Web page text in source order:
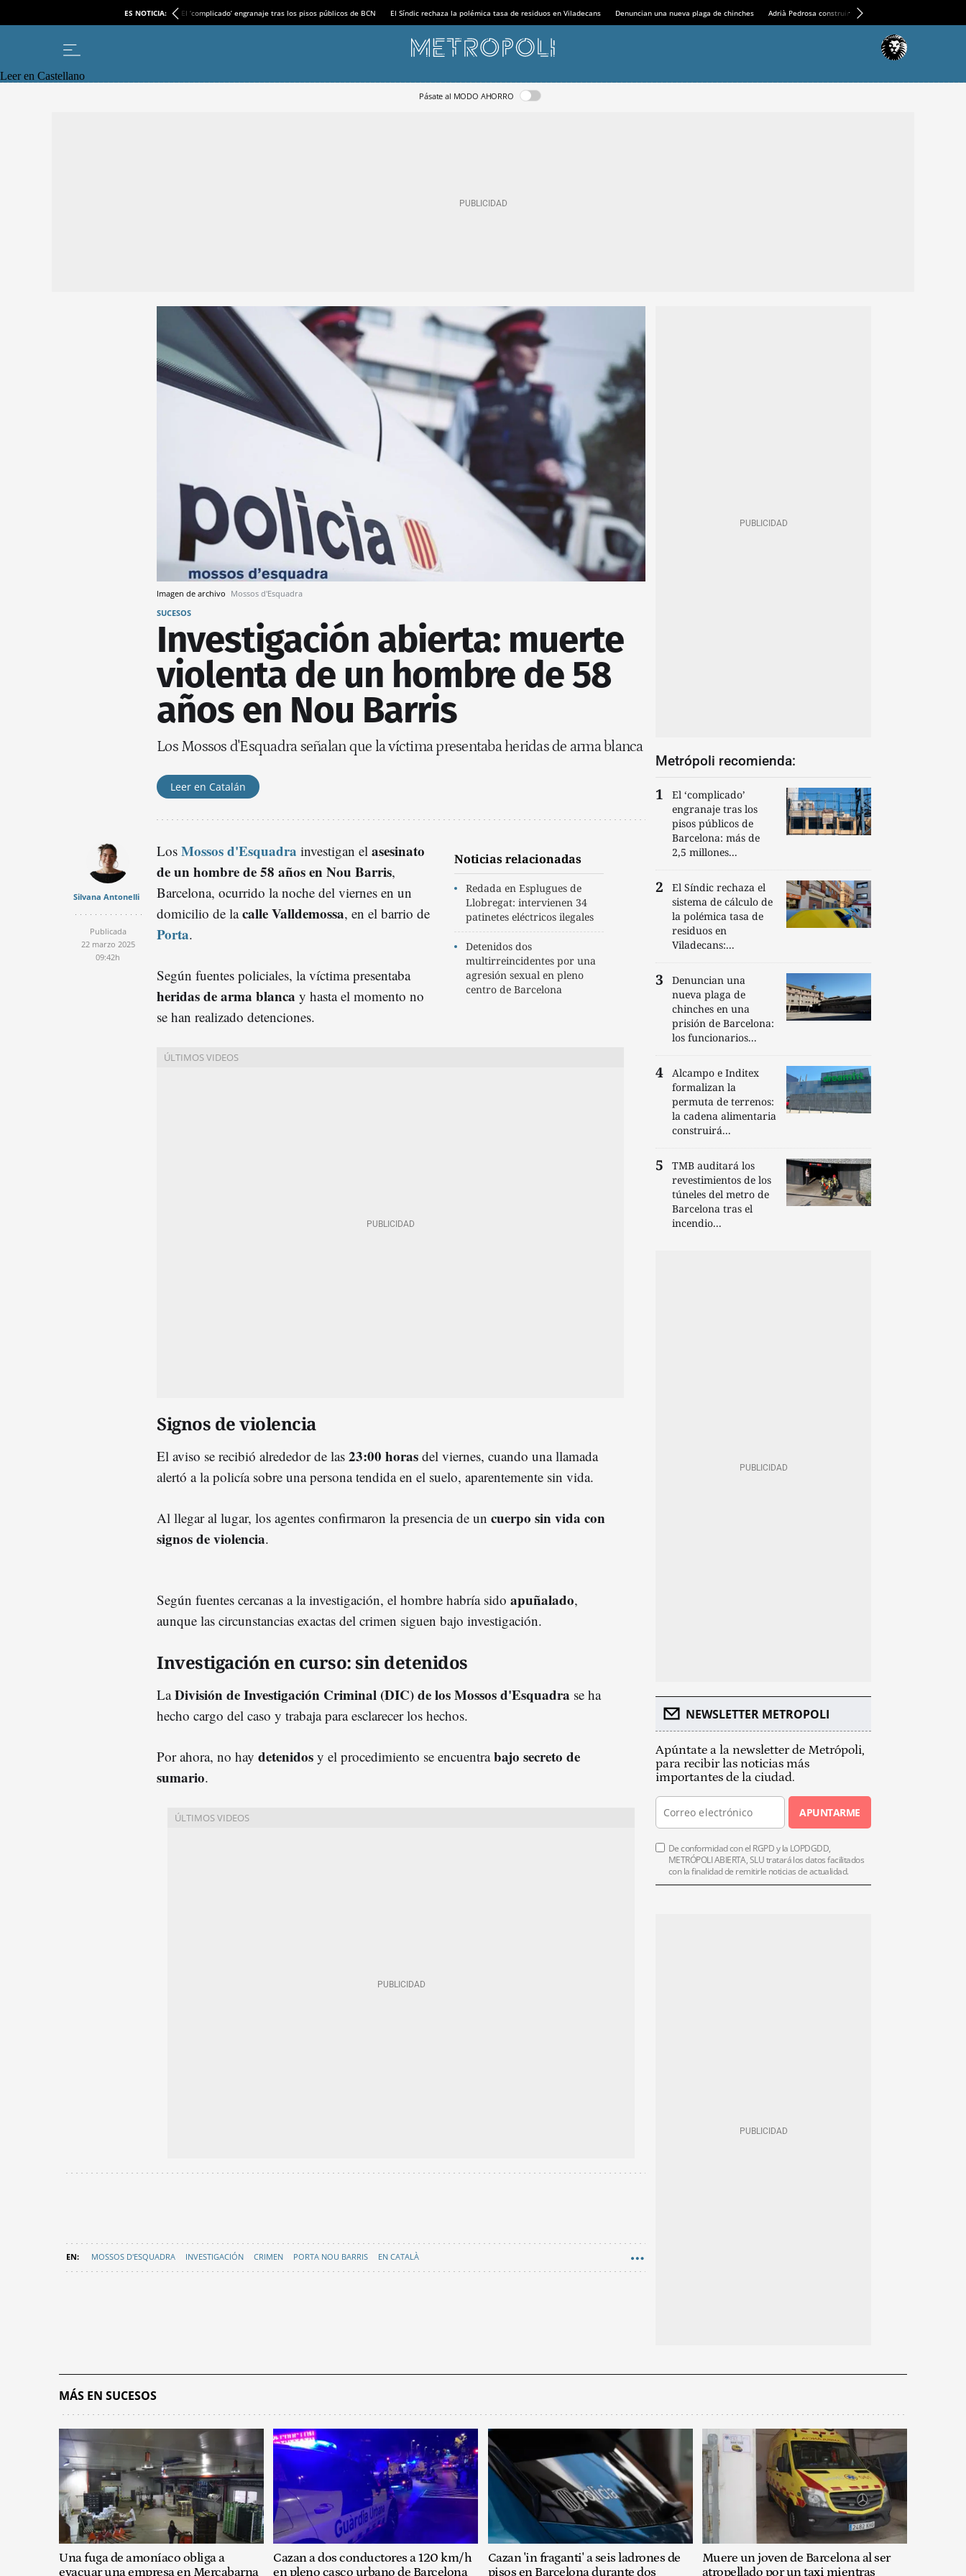
ES NOTICIA: El ‘complicado’ engranaje tras los pisos públicos de BCN El Síndic rechaza la polémica tasa de residuos en Viladecans Denuncian una nueva plaga de chinches Adrià Pedrosa construirá la nueva residencia en el
Leer en Castellano
Pásate al MODO AHORRO
Imagen de archivo Mossos d'Esquadra
SUCESOS
Investigación abierta: muerte
violenta de un hombre de 58
años en Nou Barris
Los Mossos d'Esquadra señalan que la víctima presentaba heridas de arma blanca
Leer en Catalán
Silvana Antonelli
Publicada
22 marzo 2025
09:42h
Noticias relacionadas
Redada en Esplugues de
Llobregat: intervienen 34
patinetes eléctricos ilegales
Detenidos dos
multirreincidentes por una
agresión sexual en pleno
centro de Barcelona
Los Mossos d'Esquadra investigan el asesinato
de un hombre de 58 años en Nou Barris,
Barcelona, ocurrido la noche del viernes en un
domicilio de lacalle Valldemossa, en el barrio de
Porta.
Según fuentes policiales, la víctima presentaba
heridas de arma blanca y hasta el momento no
se han realizado detenciones.
Signos de violencia
El aviso se recibió alrededor de las 23:00 horas del viernes, cuando una llamada
alertó a la policía sobre una persona tendida en el suelo, aparentemente sin vida.
Al llegar al lugar, los agentes confirmaron la presencia de un cuerpo sin vida con
signos de violencia.
Según fuentes cercanas a la investigación, el hombre habría sido apuñalado,
aunque las circunstancias exactas del crimen siguen bajo investigación.
Investigación en curso: sin detenidos
LaDivisión de Investigación Criminal (DIC) de los Mossos d'Esquadra se ha
hecho cargo del caso y trabaja para esclarecer los hechos.
Por ahora, no hay detenidos y el procedimiento se encuentrabajo secreto de
sumario.
MOSSOS D'ESQUADRA INVESTIGACIÓN CRIMEN PORTA NOU BARRIS EN CATALÀ
Metrópoli recomienda:
El ‘complicado’
engranaje tras los
pisos públicos de
Barcelona: más de
2,5 millones...
El Síndic rechaza el
sistema de cálculo de
la polémica tasa de
residuos en
Viladecans:...
Denuncian una
nueva plaga de
chinches en una
prisión de Barcelona:
los funcionarios...
Alcampo e Inditex
formalizan la
permuta de terrenos:
la cadena alimentaria
construirá...
TMB auditará los
revestimientos de los
túneles del metro de
Barcelona tras el
incendio...
NEWSLETTER METROPOLI
Apúntate a la newsletter de Metrópoli,
para recibir las noticias más
importantes de la ciudad.
APUNTARME
De conformidad con el RGPD y la LOPDGDD,
METRÓPOLI ABIERTA, SLU tratará los datos facilitados
con la finalidad de remitirle noticias de actualidad.
MÁS EN SUCESOS
Una fuga de amoníaco obliga a
evacuar una empresa en Mercabarna
Cazan a dos conductores a 120 km/h
en pleno casco urbano de Barcelona
Cazan 'in fraganti' a seis ladrones de
pisos en Barcelona durante dos
Muere un joven de Barcelona al ser
atropellado por un taxi mientras